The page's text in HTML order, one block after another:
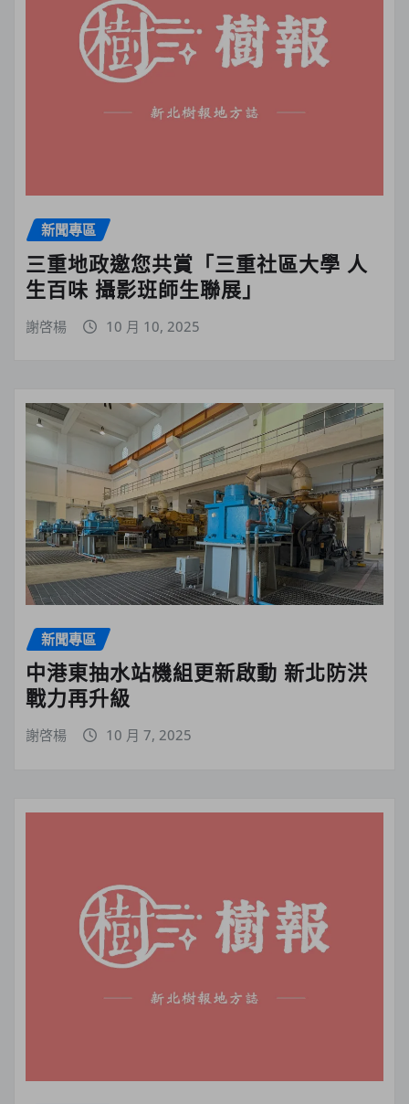
新聞專區
三重地政邀您共賞「三重社區大學 人
生百味 攝影班師生聯展」
謝啓楊 10 月 10, 2025
新聞專區
中港東抽水站機組更新啟動 新北防洪
戰力再升級
謝啓楊 10 月 7, 2025